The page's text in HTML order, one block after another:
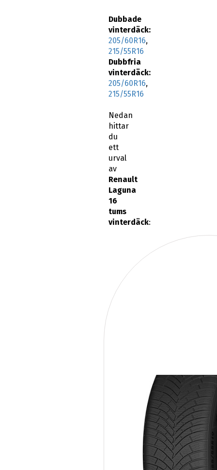
Dubbade
vinterdäck:
205/60R16,
215/55R16
Dubbfria
vinterdäck:
205/60R16,
215/55R16
Nedan
hittar
du
ett
urval
av
Renault
Laguna
16
tums
vinterdäck: